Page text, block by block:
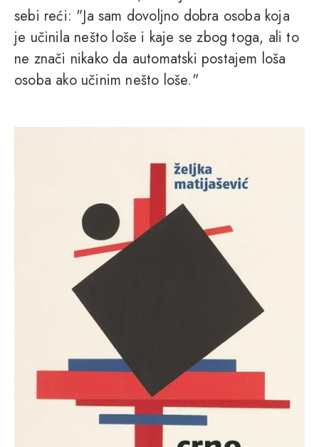
sebi reći: "Ja sam dovoljno dobra osoba koja
je učinila nešto loše i kaje se zbog toga, ali to
ne znači nikako da automatski postajem loša
osoba ako učinim nešto loše."